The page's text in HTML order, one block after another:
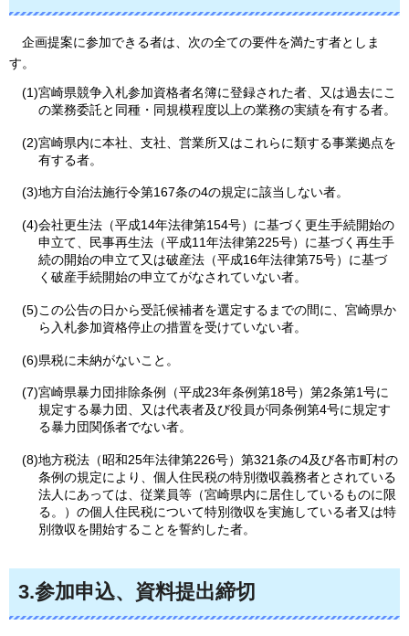
企画提案に参加できる者は、次の全ての要件を満たす者としま
す。
(1)宮崎県競争入札参加資格者名簿に登録された者、又は過去にこ
の業務委託と同種・同規模程度以上の業務の実績を有する者。
(2)宮崎県内に本社、支社、営業所又はこれらに類する事業拠点を
有する者。
(3)地方自治法施行令第167条の4の規定に該当しない者。
(4)会社更生法（平成14年法律第154号）に基づく更生手続開始の
申立て、民事再生法（平成11年法律第225号）に基づく再生手
続の開始の申立て又は破産法（平成16年法律第75号）に基づ
く破産手続開始の申立てがなされていない者。
(5)この公告の日から受託候補者を選定するまでの間に、宮崎県か
ら入札参加資格停止の措置を受けていない者。
(6)県税に未納がないこと。
(7)宮崎県暴力団排除条例（平成23年条例第18号）第2条第1号に
規定する暴力団、又は代表者及び役員が同条例第4号に規定す
る暴力団関係者でない者。
(8)地方税法（昭和25年法律第226号）第321条の4及び各市町村の
条例の規定により、個人住民税の特別徴収義務者とされている
法人にあっては、従業員等（宮崎県内に居住しているものに限
る。）の個人住民税について特別徴収を実施している者又は特
別徴収を開始することを誓約した者。
3.参加申込、資料提出締切